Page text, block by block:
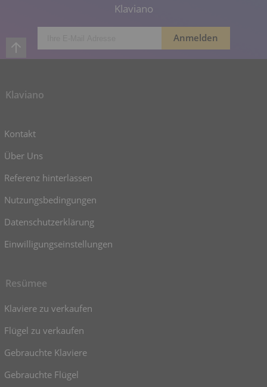
Klaviano
Klaviano
Kontakt
Über Uns
Referenz hinterlassen
Nutzungsbedingungen
Datenschutzerklärung
Einwilligungseinstellungen
Resümee
Klaviere zu verkaufen
Flügel zu verkaufen
Gebrauchte Klaviere
Gebrauchte Flügel